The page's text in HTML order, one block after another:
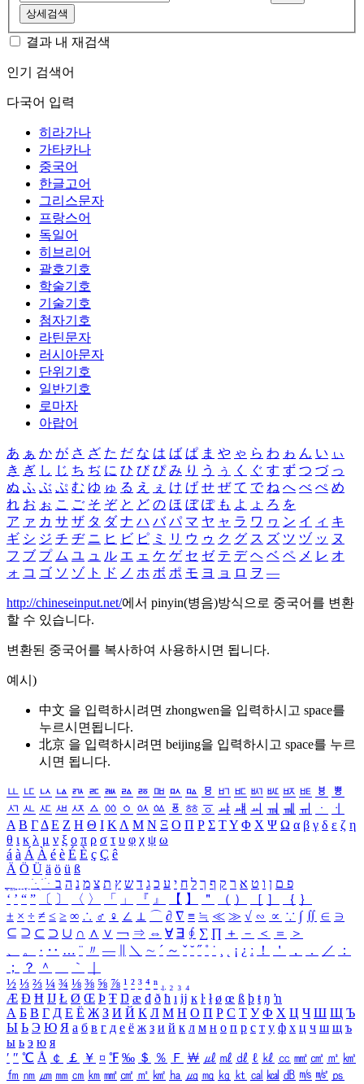
상세검색
결과 내 재검색
인기 검색어
다국어 입력
히라가나
가타카나
중국어
한글고어
그리스문자
프랑스어
독일어
히브리어
괄호기호
학술기호
기술기호
첨자기호
라틴문자
러시아문자
단위기호
일반기호
로마자
아랍어
あ ぁ か が さ ざ た だ な は ば ぱ ま や ゃ ら わ ゎ ん い ぃ
き ぎ し じ ち ぢ に ひ び ぴ み り う ぅ く ぐ す ず つ づ っ
ぬ ふ ぶ ぷ む ゆ ゅ る え ぇ け げ せ ぜ て で ね へ べ ぺ め
れ お ぉ こ ご そ ぞ と ど の ほ ぼ ぽ も よ ょ ろ を
ア ァ カ サ ザ タ ダ ナ ハ バ パ マ ヤ ャ ラ ワ ヮ ン イ ィ キ
ギ シ ジ チ ヂ ニ ヒ ビ ピ ミ リ ウ ゥ ク グ ス ズ ツ ヅ ッ ヌ
フ ブ プ ム ユ ュ ル エ ェ ケ ゲ セ ゼ テ デ ヘ ベ ペ メ レ オ
ォ コ ゴ ソ ゾ ト ド ノ ホ ボ ポ モ ヨ ョ ロ ヲ ―
http://chineseinput.net/에서 pinyin(병음)방식으로 중국어를 변환
할 수 있습니다.
변환된 중국어를 복사하여 사용하시면 됩니다.
예시)
中文 을 입력하시려면 zhongwen을 입력하시고 space를
누르시면됩니다.
北京 을 입력하시려면 beijing을 입력하시고 space를 누르
시면 됩니다.
ㅥ ㅦ ㅧ ㅨ ㅩ ㅪ ㅫ ㅬ ㅭ ㅮ ㅯ ㅰ ㅱ ㅲ ㅳ ㅴ ㅵ ㅶ ㅷ ㅸ
ㅹ
ㅺ ㅻ ㅼ ㅽ ㅾ ㅿ ㆀ ㆁ ㆂ ㆃ ㆄ ㆅ ㆆ ㆇ ㆈ ㆉ ㆊ ㆋ ㆌ ㆍ
ㆎ
Α Β ΓΔ Ε Ζ Η Θ Ι ΚΛ Μ Ν Ξ Ο Π Ρ Σ ΤΥ Φ Χ Ψ Ω α β γ δ ε ζ η
θ ι κ λ μ ν ξ ο π ρ σ τ υ φ χ ψ ω
á à Á À é è É È ç Ç ê
Ä Ö Ü ä ö ü ß
ִֶֹ ֻּ ׁׂ פ ם ן ו ט א ר ק ף ך ל ח י ע כ ג ד ש ץ ת צ מ נ ה ב
‘ ’ “ ” 〔 〕 〈 〉 「 」 『 』 【 】 ＂ （ ） ［ ］ ｛ ｝
± × ÷ ≠ ≤ ≥ ∞ ∴ ♂ ♀ ∠ ⊥ ⌒ ∂ ∇ ≡ ≒ ≪ ≫ √ ∽ ∝ ∵ ∫ ∬ ∈ ∋
⊆ ⊇ ⊂ ⊃ ∪ ∩ ∧ ∨ ￢ ⇒ ⇔ ∀ ∃ ∮ ∑ ∏ ＋ － ＜ ＝
＞
、
。 · ‥ … ¨ 〃 ― ＼ ∼ ´ ～ ˇ ˘ ˝ ˚ ˙ ¸ ¡ ¿ ː ！ ＇ ， ． ／
：
；
？ ＾ ｀
½ ⅓ ⅔ ¼ ¾ ⅛ ⅜ ⅝ ⅞ ¹ ² ³ ⁴ ⁿ ₁ ₂ ₃ ₄
Æ Ð Ħ Ĳ Ł Ø Œ Þ Ŧ Ŋ æ đ ð ħ ı ĳ ĸ ŀ ł ø œ ß þ ŧ ŋ ŉ
А Б В Г Д Е Ё Ж З И Й К Л М Н О П Р С Т У Ф Х Ц Ч Ш Щ Ъ
Ы Ь Э Ю Я а б в г д е ё ж з и й к л м н о п р с т у ф х ц ч ш щ ъ
ы ь э ю я
′ ″ ℃ Å ￠ ￡ ￥ ¤ ℉ ‰ ＄ ％ Ｆ ￦ ㎕ ㎖ ㎗ ℓ ㎘ ㏄ ㎣ ㎤ ㎥ ㎦
㎙ ㎚ ㎛ ㎜ ㎝ ㎞ ㎟ ㎠ ㎡ ㎢ ㏊ ㎍ ㎎ ㎏ ㏏ ㎈ ㎉ ㏈ ㎧ ㎨ ㎰